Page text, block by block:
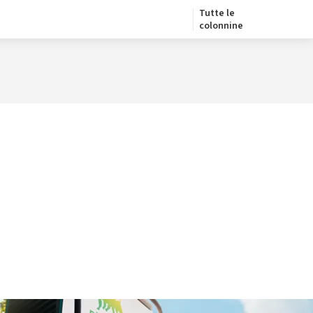
Tutte le
colonnine